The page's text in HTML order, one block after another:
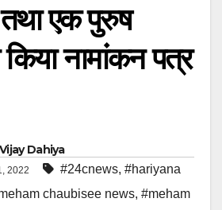
एक पुरुष
किया नामांकन पत्र
Dahiya
2022 #24cnews, #hariyana
chaubisee news, #meham